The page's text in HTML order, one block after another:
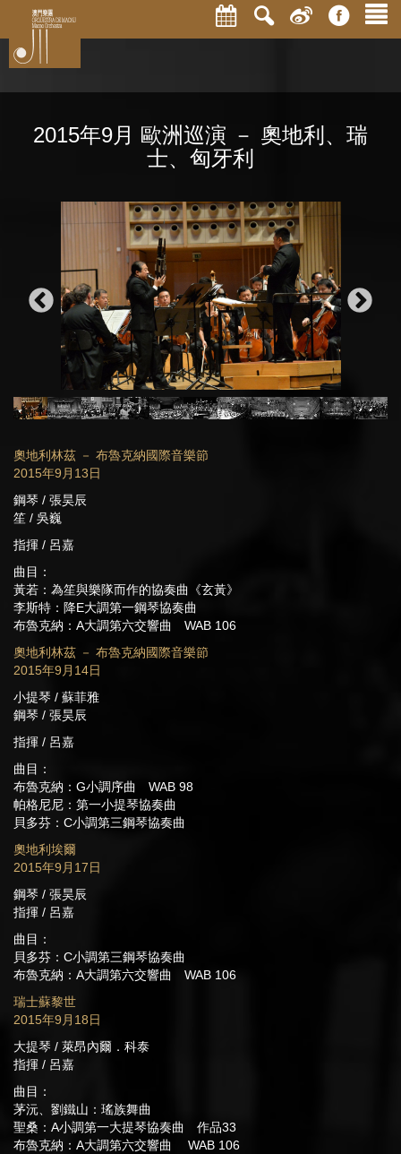
2015年9月 歐洲巡演 － 奧地利、瑞
士、匈牙利
奧地利林茲 － 布魯克納國際音樂節
2015年9月13日
鋼琴 / 張昊辰
笙 / 吳巍
指揮 / 呂嘉
曲目：
黃若：為笙與樂隊而作的協奏曲《玄黃》
李斯特：降E大調第一鋼琴協奏曲
布魯克納：A大調第六交響曲 WAB 106
奧地利林茲 － 布魯克納國際音樂節
2015年9月14日
小提琴 / 蘇菲雅
鋼琴 / 張昊辰
指揮 / 呂嘉
曲目：
布魯克納：G小調序曲 WAB 98
帕格尼尼：第一小提琴協奏曲
貝多芬：C小調第三鋼琴協奏曲
奧地利埃爾
2015年9月17日
鋼琴 / 張昊辰
指揮 / 呂嘉
曲目：
貝多芬：C小調第三鋼琴協奏曲
布魯克納：A大調第六交響曲 WAB 106
瑞士蘇黎世
2015年9月18日
大提琴 / 萊昂內爾．科泰
指揮 / 呂嘉
曲目：
茅沅、劉鐵山：瑤族舞曲
聖桑：A小調第一大提琴協奏曲 作品33
布魯克納：A大調第六交響曲 WAB 106